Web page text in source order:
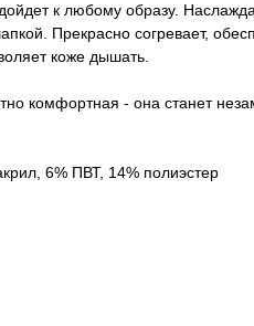
к любому образу.
Прекрасно согревает,
коже дышать.
комфортная - она станет
6% ПВТ, 14% полиэстер